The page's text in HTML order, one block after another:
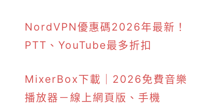
NordVPN優惠碼2026年最新！
PTT、YouTube最多折扣
MixerBox下載｜2026免費音樂
播放器－線上網頁版、手機